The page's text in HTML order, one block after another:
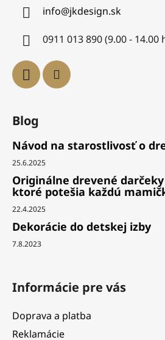
info@jkdesign.sk
0911 013 890 (9.00 - 14.00
Blog
Návod na starostlivosť o
25.6.2025
Originálne drevené
ktoré potešia každú
22.4.2025
Dekorácie do detskej izby
7.8.2023
Informácie pre vás
Doprava a platba
Reklamácie